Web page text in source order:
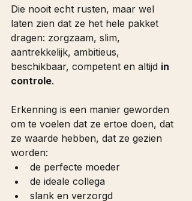
Die nooit echt rusten, maar wel
laten zien dat ze het hele pakket
dragen: zorgzaam, slim,
aantrekkelijk, ambitieus,
beschikbaar, competent en altijd in
controle.
Erkenning is een manier geworden
om te voelen dat ze ertoe doen, dat
ze waarde hebben, dat ze gezien
worden:
de perfecte moeder
de ideale collega
slank en verzorgd